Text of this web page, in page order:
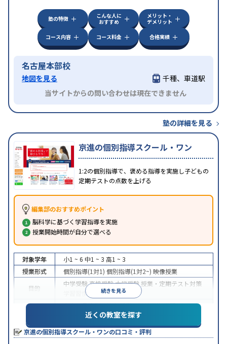
塾の特徴
こんな人に
おすすめ
メリット・
デメリット
コース内容
コース料金 合格実績
名古屋本部校
地図を見る
千種、車道駅
当サイトからの問い合わせは現在できません
塾の詳細を見る
京進の個別指導スクール・ワン
1:2の個別指導で、褒める指導を実施し子どもの
定期テストの点数を上げる
編集部のおすすめポイント
脳科学に基づく学習指導を実施
授業開始時間が自分で選べる
続きを見る
対象学年 小1 ~ 6 中1 ~ 3 高1 ~ 3
授業形式
個別指導(1対1) 個別指導(1対2~) 映像授業
目的
中学受験高校受験大学受験 授業・定期テスト対策
学習習慣の定着
中高一貫校生に対応授業の振替可能学習にPC・タ
ブレットを利用季節講習のみの受講可
※2024年6月調査。大学受験塾・予備校のアンケート調査方法を参照
近くの教室を探す
京進の個別指導スクール・ワンの口コミ・評判